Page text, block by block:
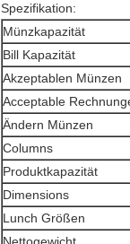
Spezifikation:
Münzkapazität
Bill Kapazität
Akzeptablen Münzen
Acceptable
Ändern Münzen
Columns
Produktkapazität
Dimensions
Lunch Größen